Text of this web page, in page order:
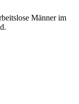
Männer im